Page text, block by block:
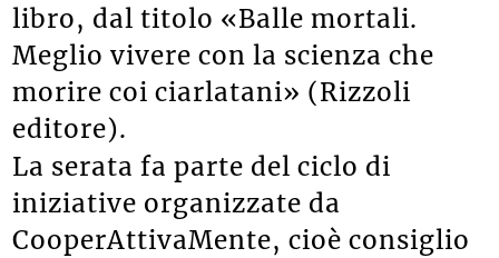
libro, dal titolo «Balle mortali.
Meglio vivere con la scienza che
morire coi ciarlatani» (Rizzoli
editore).
La serata fa parte del ciclo di
iniziative organizzate da
CooperAttivaMente, cioè consiglio